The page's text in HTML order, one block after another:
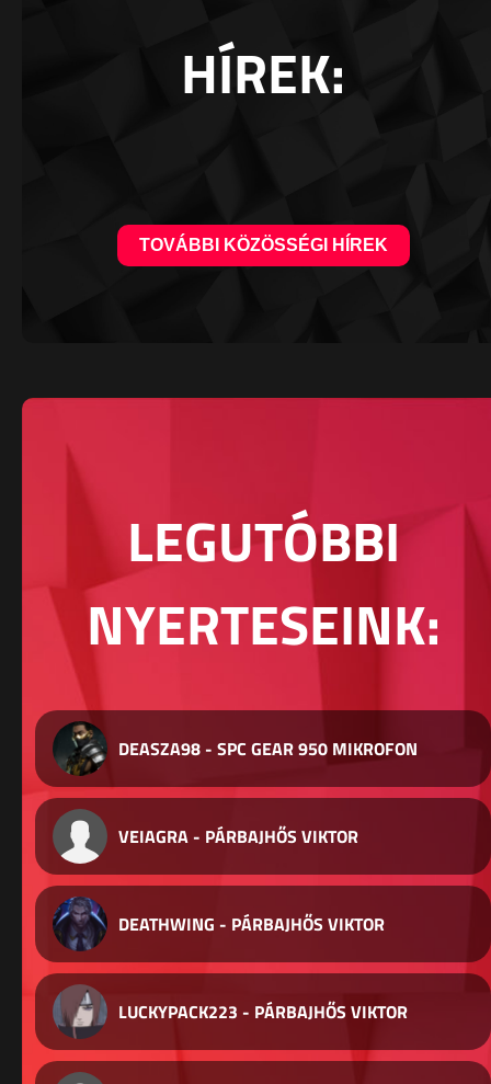
HÍREK:
TOVÁBBI KÖZÖSSÉGI HÍREK
LEGUTÓBBI
NYERTESEINK:
DEASZA98 - SPC GEAR 950 MIKROFON
VEIAGRA - PÁRBAJHŐS VIKTOR
DEATHWING - PÁRBAJHŐS VIKTOR
LUCKYPACK223 - PÁRBAJHŐS VIKTOR